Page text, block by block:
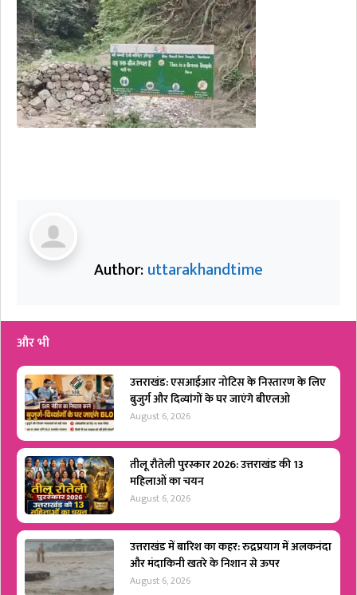
Author:uttarakhandtime
और भी
उत्तराखंड: एसआईआर नोटिस के निस्तारण के लिए
बुजुर्ग और दिव्यांगों के घर जाएंगे बीएलओ
August 6, 2026
तीलू रौतेली पुरस्कार 2026: उत्तराखंड की 13
महिलाओं का चयन
August 6, 2026
उत्तराखंड में बारिश का कहर: रुद्रप्रयाग में अलकनंदा
और मंदाकिनी खतरे के निशान से ऊपर
August 6, 2026